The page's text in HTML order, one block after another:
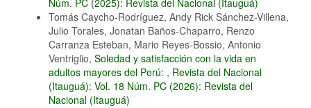
Núm. PC (2025): Revista del Nacional (Itauguá)
Tomás Caycho-Rodríguez, Andy Rick Sánchez-Villena,
Julio Torales, Jonatan Baños-Chaparro, Renzo
Carranza Esteban, Mario Reyes-Bossio, Antonio
Ventriglio, Soledad y satisfacción con la vida en
adultos mayores del Perú: , Revista del Nacional
(Itauguá): Vol. 18 Núm. PC (2026): Revista del
Nacional (Itauguá)